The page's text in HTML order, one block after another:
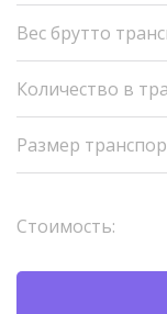
Вес брутто
Количество в
Размер
Стоимость: